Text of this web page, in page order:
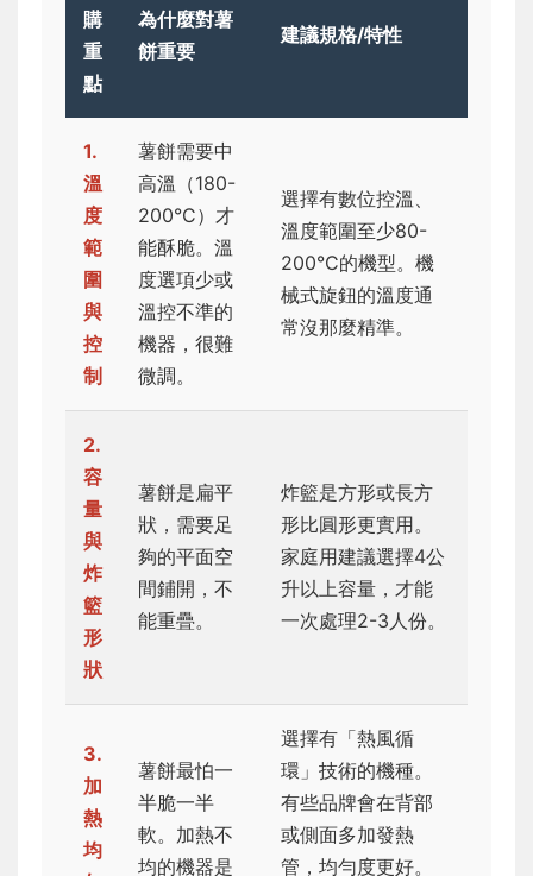
購
重
點
為什麼對薯
餅重要
建議規格/特性
1.
溫
度
範
圍
與
控
制
薯餅需要中
高溫（180-
200°C）才
能酥脆。溫
度選項少或
溫控不準的
機器，很難
微調。
選擇有數位控溫、
溫度範圍至少80-
200°C的機型。機
械式旋鈕的溫度通
常沒那麼精準。
2.
容
量
與
炸
籃
形
狀
薯餅是扁平
狀，需要足
夠的平面空
間鋪開，不
能重疊。
炸籃是方形或長方
形比圓形更實用。
家庭用建議選擇4公
升以上容量，才能
一次處理2-3人份。
3.
加
熱
均
薯餅最怕一
半脆一半
軟。加熱不
均的機器是
選擇有「熱風循
環」技術的機種。
有些品牌會在背部
或側面多加發熱
管，均勻度更好。